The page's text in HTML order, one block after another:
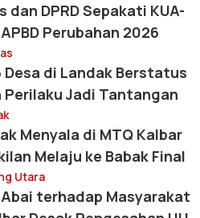
dan DPRD Sepakati KUA-
Perubahan 2026
Desa di Landak Berstatus
Perilaku Jadi Tantangan
Menyala di MTQ Kalbar
Melaju ke Babak Final
Utara
terhadap Masyarakat